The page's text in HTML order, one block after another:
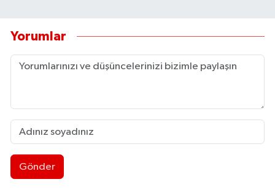
Yorumlar
Gönder